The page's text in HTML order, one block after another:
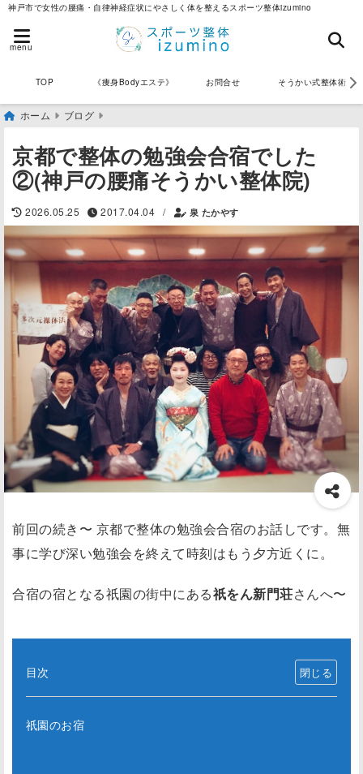
神戸市で女性の腰痛・自律神経症状にやさしく体を整えるスポーツ整体izumino
menu
TOP 《痩身Bodyエステ》 お問合せ そうかい式整体術
ホーム ブログ
京都で整体の勉強会合宿でした
②(神戸の腰痛そうかい整体院)
2026.05.25 2017.04.04 / 泉 たかやす
前回の続き〜 京都で整体の勉強会合宿のお話しです。無
事に学び深い勉強会を終えて時刻はもう夕方近くに。
合宿の宿となる祇園の街中にある祇をん新門荘さんへ〜
目次
祇園のお宿